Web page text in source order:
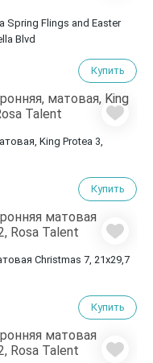
Spring Flings and Easter
Blvd
Купить
King Protea 3,
Купить
Christmas 7, 21х29,7
Купить